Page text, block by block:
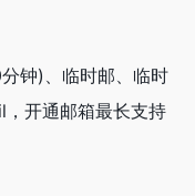
钟)、临时邮、临时
开通邮箱最长支持